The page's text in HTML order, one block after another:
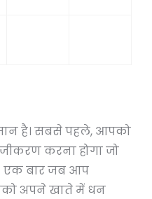
है। सबसे पहले, आपको
करना होगा जो
एक बार जब आप
अपने खाते में धन